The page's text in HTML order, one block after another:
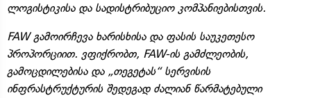
ლოგისტიკისა და სადისტრიბუციო კომპანიებისთვის.
FAW გამოირჩევა ხარისხისა და ფასის საუკეთესო
პროპორციით. ვფიქრობთ, FAW-ის გამძლეობის,
გამოცდილებისა და „თეგეტას“ სერვისის
ინფრასტრუქტურის შედეგად ძალიან წარმატებული